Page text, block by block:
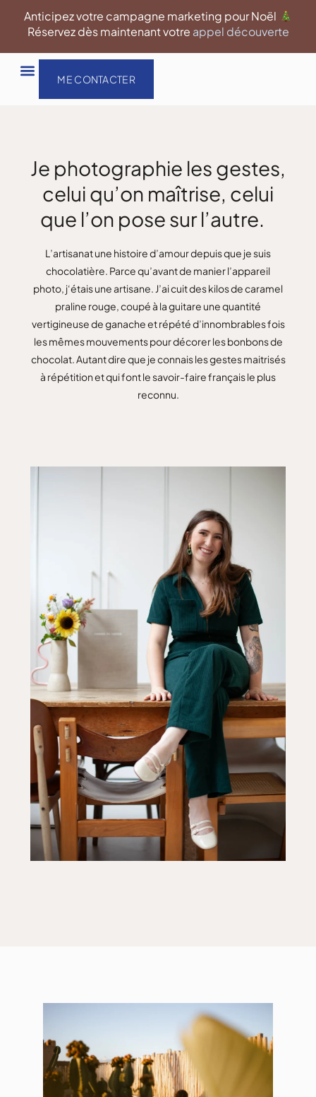
Anticipez votre campagne marketing pour Noël
Réservez dès maintenant votre appel découverte
ME CONTACTER
Je photographie les gestes,
celui qu’on maîtrise, celui
que l’on pose sur l’autre.
L’artisanat une histoire d’amour depuis que je suis
chocolatière. Parce qu’avant de manier l’appareil
photo, j‘étais une artisane. J’ai cuit des kilos de caramel
praline rouge, coupé à la guitare une quantité
vertigineuse de ganache et répété d’innombrables fois
les mêmes mouvements pour décorer les bonbons de
chocolat. Autant dire que je connais les gestes maitrisés
à répétition et qui font le savoir-faire français le plus
reconnu.